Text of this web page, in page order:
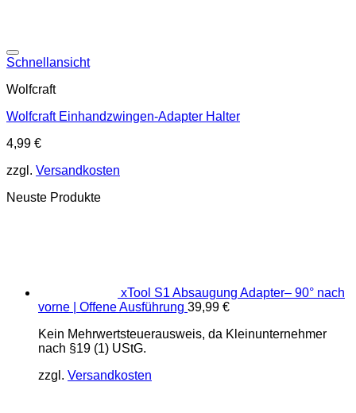
Schnellansicht
Wolfcraft
Wolfcraft Einhandzwingen-Adapter⁠ Halter
4,99 €
zzgl. Versandkosten
Neuste Produkte
xTool S1 Absaugung Adapter– 90° nach
vorne | Offene Ausführung 39,99 €
Kein Mehrwertsteuerausweis, da Kleinunternehmer
nach §19 (1) UStG.
zzgl. Versandkosten